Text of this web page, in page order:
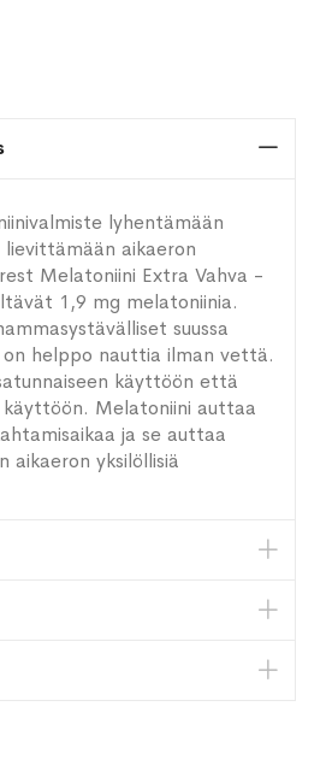
lyhentämään
lievittämään aikaeron
Melatoniini Extra Vahva -
1,9 mg melatoniinia.
suussa
helppo nauttia ilman vettä.
käyttöön että
käyttöön. Melatoniini auttaa
ja se auttaa
aikaeron yksilöllisiä